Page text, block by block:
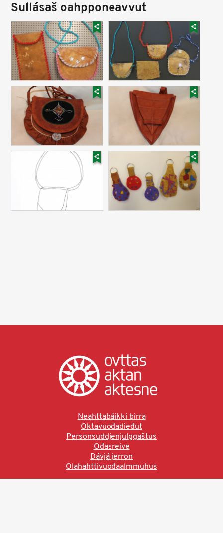
Sullásaš oahpponeavvut
Neahttabáikki birra
Oktavuođadieđut
Personsuddjenjulggaštus
Ođasreive
Dávjá jerron
Olahahttivuođaalmmuhus